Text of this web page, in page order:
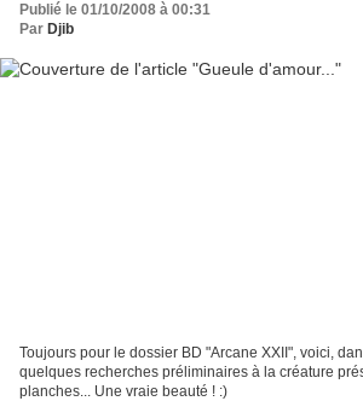
Publié le 01/10/2008 à 00:31
Par Djib
Toujours pour le dossier BD "Arcane XXII", voici,
quelques recherches préliminaires à la créature
planches... Une vraie beauté ! :)